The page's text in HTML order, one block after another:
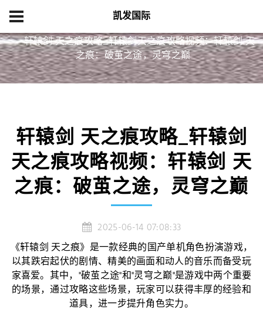
凯发国际
轩辕剑 天之痕攻略_轩辕剑天之痕攻略视频：轩辕剑 天
之痕：破茧之途，灵穹之巅
轩辕剑 天之痕攻略_轩辕剑
天之痕攻略视频：轩辕剑 天
之痕：破茧之途，灵穹之巅
2025-06-14 07:08:33
《轩辕剑 天之痕》是一款经典的国产单机角色扮演游戏，
以其跌宕起伏的剧情、精美的画面和动人的音乐而备受玩
家喜爱。其中，"破茧之途"和"灵穹之巅"是游戏中两个重要
的场景，通过攻略这些场景，玩家可以获得丰厚的经验和
道具，进一步提升角色实力。